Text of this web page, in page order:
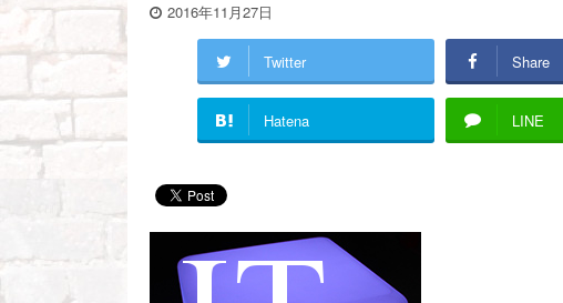
2016年11月27日
Twitter Share
Hatena LINE